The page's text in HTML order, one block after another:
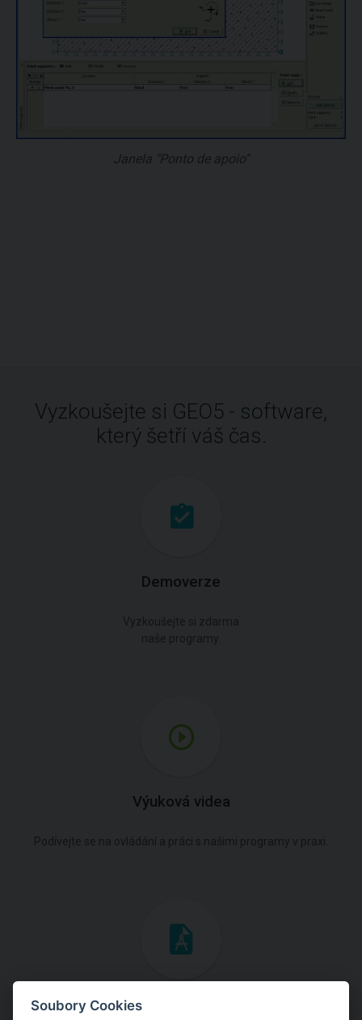
Janela "Ponto de apoio"
Vyzkoušejte si GEO5 - software,
který šetří váš čas.
Demoverze
Výuková videa
Inženýrské manuály
Soubory Cookies